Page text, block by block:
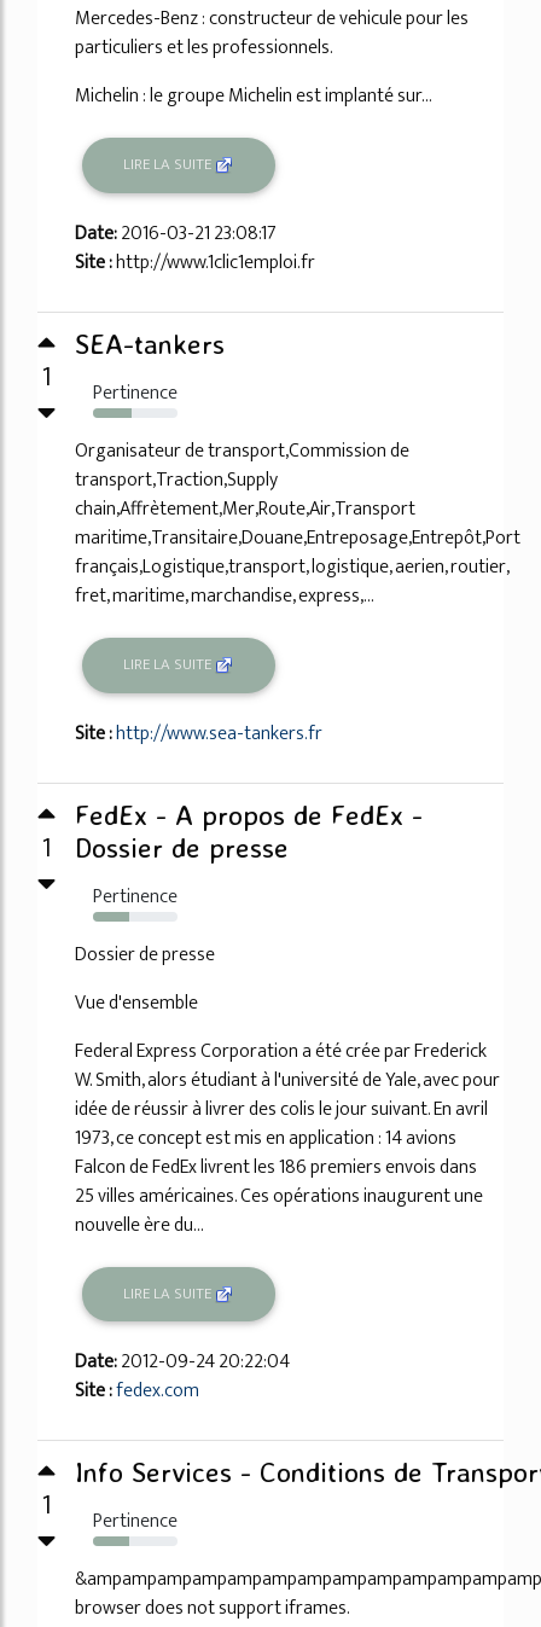
Mercedes-Benz : constructeur de vehicule pour les
particuliers et les professionnels.
Michelin : le groupe Michelin est implanté sur...
LIRE LA SUITE
Date:2016-03-21 23:08:17
Site :http://www.1clic1emploi.fr
1
SEA-tankers
Pertinence
46%
Organisateur de transport,Commission de
transport,Traction,Supply
chain,Affrètement,Mer,Route,Air,Transport
maritime,Transitaire,Douane,Entreposage,Entrepôt,Port
français,Logistique,transport, logistique, aerien, routier,
fret, maritime, marchandise, express,...
LIRE LA SUITE
Site :http://www.sea-tankers.fr
1
FedEx - A propos de FedEx -
Dossier de presse
Pertinence
43%
Dossier de presse
Vue d'ensemble
Federal Express Corporation a été crée par Frederick
W. Smith, alors étudiant à l'université de Yale, avec pour
idée de réussir à livrer des colis le jour suivant. En avril
1973, ce concept est mis en application : 14 avions
Falcon de FedEx livrent les 186 premiers envois dans
25 villes américaines. Ces opérations inaugurent une
nouvelle ère du...
LIRE LA SUITE
Date:2012-09-24 20:22:04
Site :fedex.com
1
Info Services - Conditions de
Pertinence
43%
browser does not support iframes.